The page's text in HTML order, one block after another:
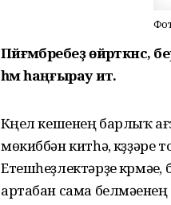
Пәйғәмбәребеҙ
һәм һаңғырау итә.
Күңел кешенең барлыҡ
мөкиббән китһә,
Етешһеҙлектәрҙе
артабан сама